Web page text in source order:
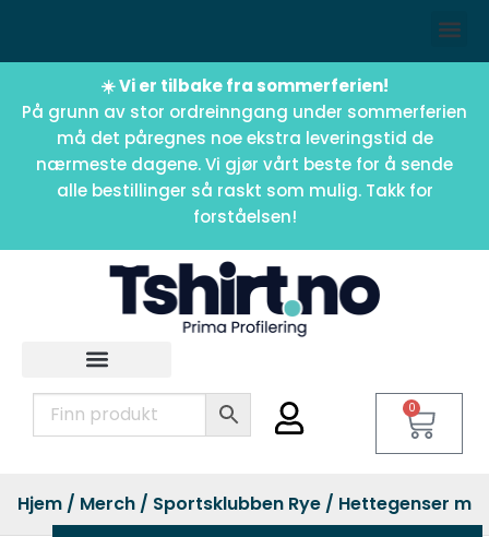
☀️ Vi er tilbake fra sommerferien!
På grunn av stor ordreinngang under sommerferien
må det påregnes noe ekstra leveringstid de
nærmeste dagene. Vi gjør vårt beste for å sende
alle bestillinger så raskt som mulig. Takk for
forståelsen!
0
Hjem / Merch / Sportsklubben Rye / Hettegenser